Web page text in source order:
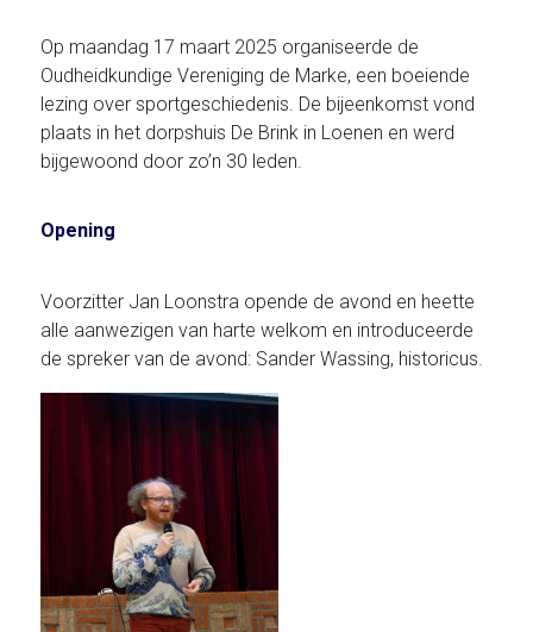
Op maandag 17 maart 2025 organiseerde de
Oudheidkundige Vereniging de Marke, een boeiende
lezing over sportgeschiedenis. De bijeenkomst vond
plaats in het dorpshuis De Brink in Loenen en werd
bijgewoond door zo’n 30 leden.
Opening
Voorzitter Jan Loonstra opende de avond en heette
alle aanwezigen van harte welkom en introduceerde
de spreker van de avond: Sander Wassing, historicus.